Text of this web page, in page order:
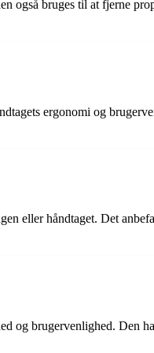
bruges til at fjerne
ergonomi og
eller håndtaget. Det
og brugervenlighed. Den